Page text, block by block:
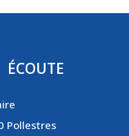
Pollestres